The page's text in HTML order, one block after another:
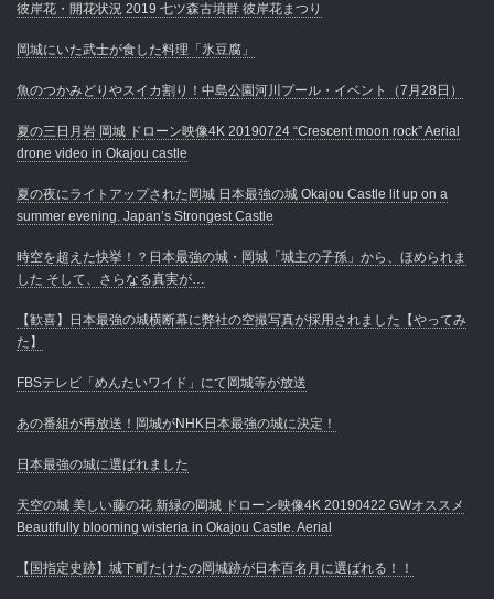
彼岸花・開花状況 2019 七ツ森古墳群 彼岸花まつり
岡城にいた武士が食した料理「氷豆腐」
魚のつかみどりやスイカ割り！中島公園河川プール・イベント（7月28日）
夏の三日月岩 岡城 ドローン映像4K 20190724 “Crescent moon rock” Aerial
drone video in Okajou castle
夏の夜にライトアップされた岡城 日本最強の城 Okajou Castle lit up on a
summer evening. Japan’s Strongest Castle
時空を超えた快挙！？日本最強の城・岡城「城主の子孫」から、ほめられま
した そして、さらなる真実が…
【歓喜】日本最強の城横断幕に弊社の空撮写真が採用されました【やってみ
た】
FBSテレビ「めんたいワイド」にて岡城等が放送
あの番組が再放送！岡城がNHK日本最強の城に決定！
日本最強の城に選ばれました
天空の城 美しい藤の花 新緑の岡城 ドローン映像4K 20190422 GWオススメ
Beautifully blooming wisteria in Okajou Castle. Aerial
【国指定史跡】城下町たけたの岡城跡が日本百名月に選ばれる！！